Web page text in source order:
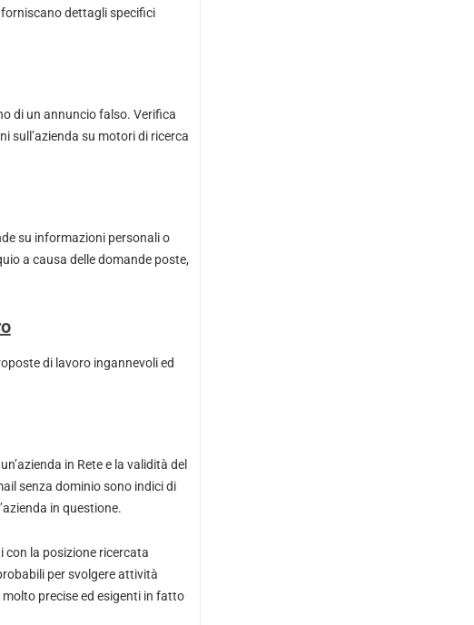
dettagli specifici
di un annuncio falso. Verifica
sull’azienda su motori di ricerca
su informazioni personali o
a causa delle domande poste,
di lavoro ingannevoli ed
in Rete e la validità del
senza dominio sono indici di
in questione.
con la posizione ricercata
per svolgere attività
precise ed esigenti in fatto